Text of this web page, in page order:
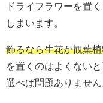
ドライフラワーを置
しまいます。
飾るなら生花か観葉
を置くのはよくない
選べば問題ありません